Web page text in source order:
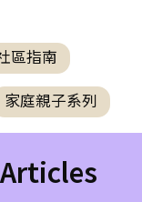
區指南
家庭親子系列